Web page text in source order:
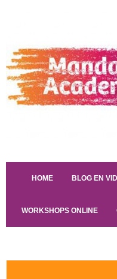
HOME BLOG EN
WORKSHOPS ONLINE